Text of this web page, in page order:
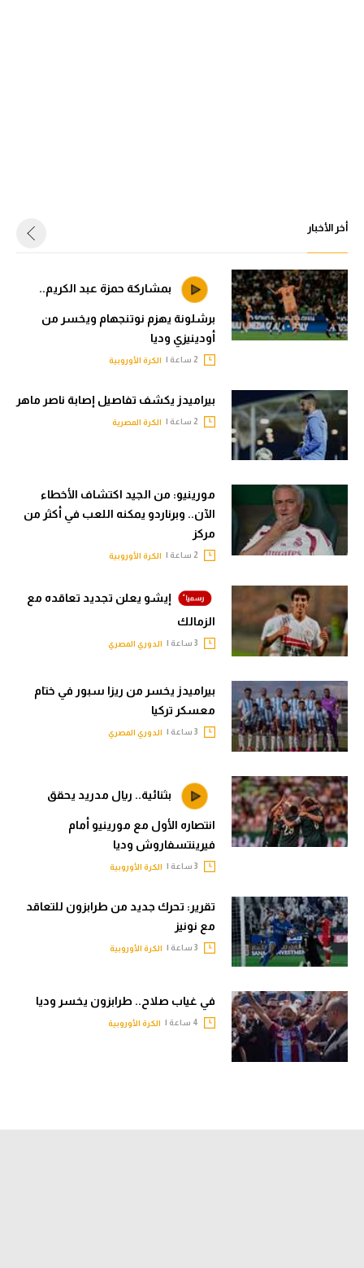
أخر الأخبار
بمشاركة حمزة عبد الكريم..
برشلونة يهزم نوتنجهام ويخسر من
أودينيزي وديا
الكرة الأوروبية
بيراميدز يكشف تفاصيل إصابة ناصر ماهر
الكرة المصرية
مورينيو: من الجيد اكتشاف الأخطاء
الآن.. وبرناردو يمكنه اللعب في أكثر من
مركز
الكرة الأوروبية
إيشو يعلن تجديد تعاقده مع
الزمالك
الدوري المصري
بيراميدز يخسر من ريزا سبور في ختام
معسكر تركيا
الدوري المصري
بثنائية.. ريال مدريد يحقق
انتصاره الأول مع مورينيو أمام
فيرينتسفاروش وديا
الكرة الأوروبية
تقرير: تحرك جديد من طرابزون للتعاقد
مع نونيز
الكرة الأوروبية
في غياب صلاح.. طرابزون يخسر وديا
الكرة الأوروبية